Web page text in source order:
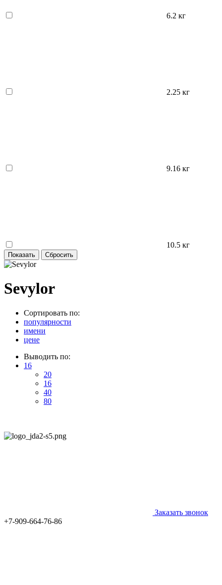
6.2 кг
2.25 кг
9.16 кг
10.5 кг
Sevylor
Сортировать по:
популярности
имени
цене
Выводить по:
16
20
16
40
80
Заказать звонок
+7-909-664-76-86